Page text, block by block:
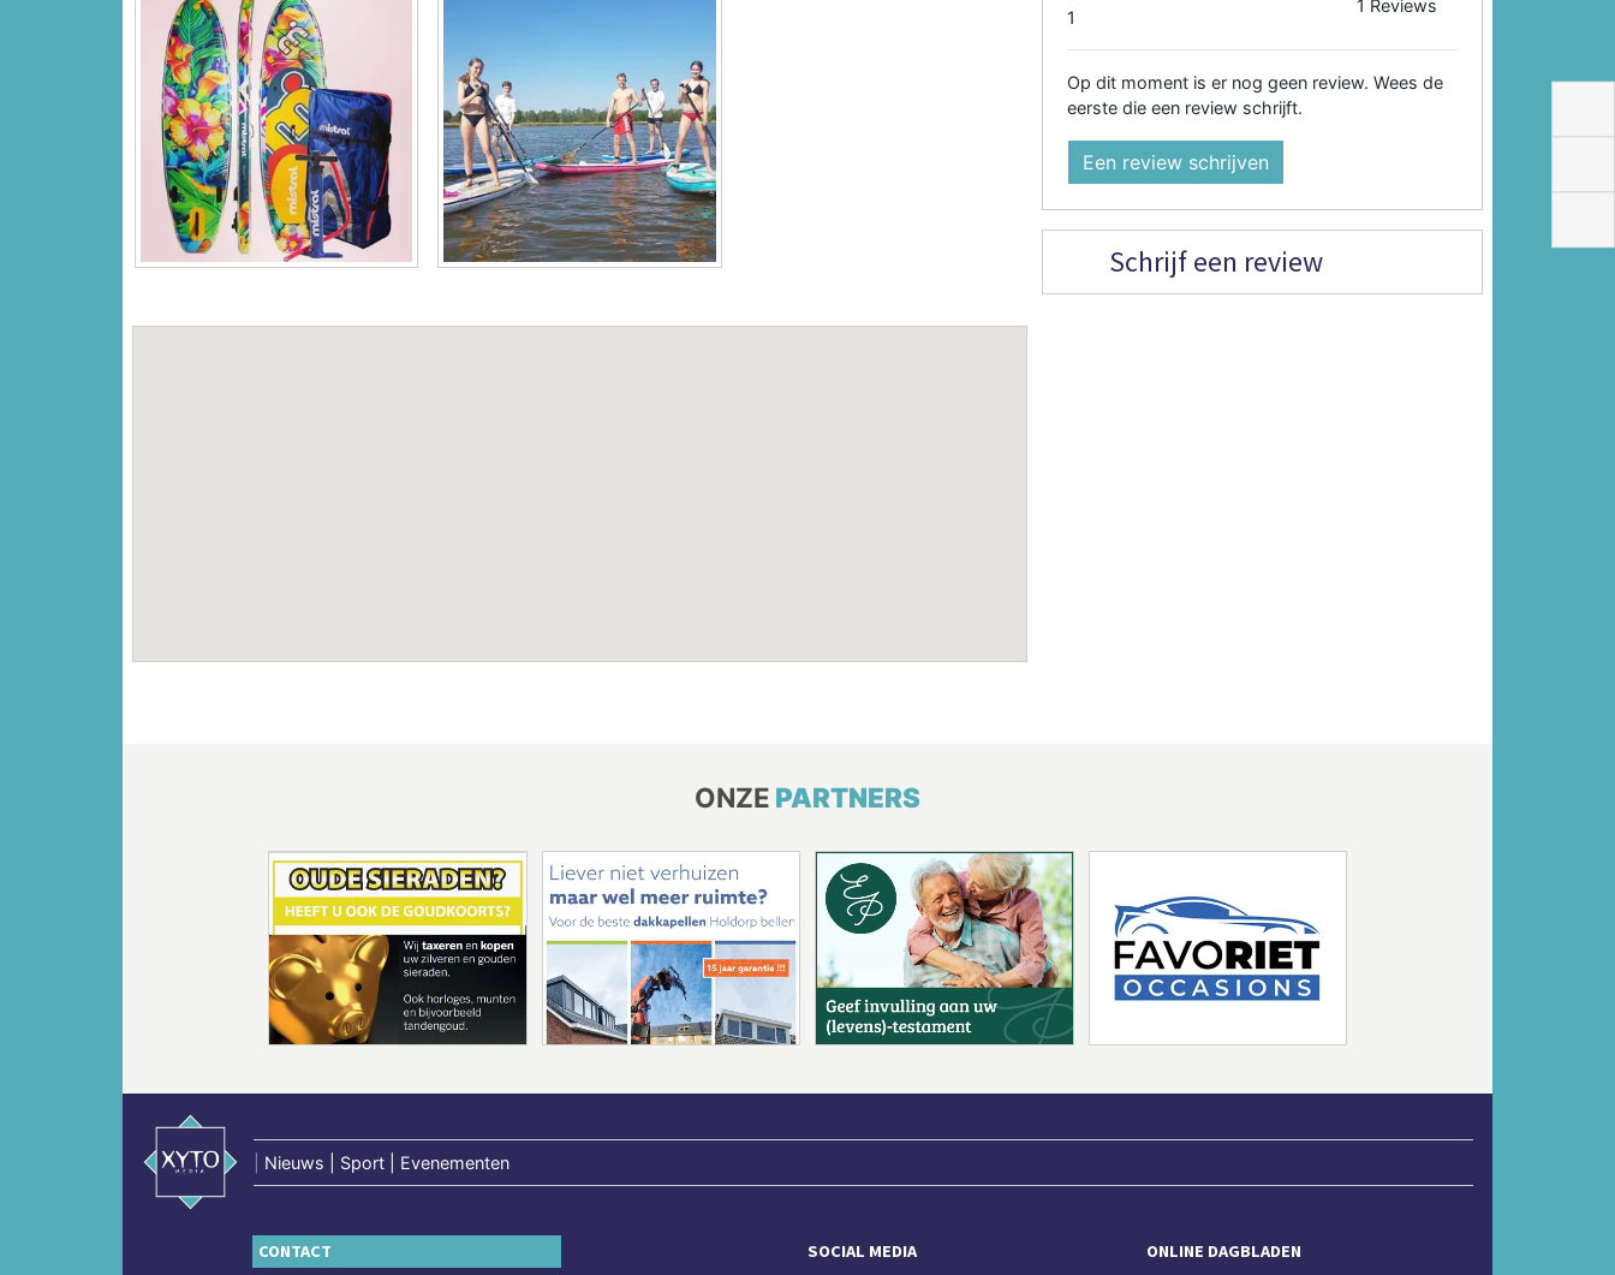
1
1 Reviews
Op dit moment is er nog geen review. Wees de
eerste die een review schrijft.
Een review schrijven
Schrijf een review
ONZE PARTNERS
Nieuws | Sport | Evenementen
CONTACT SOCIAL MEDIA ONLINE DAGBLADEN